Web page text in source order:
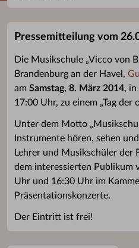
Pressemitteilung vom
Die Musikschule „Vicco von
Brandenburg an der Havel,
am Samstag, 8. März 2014, in
17:00 Uhr, zu einem „Tag der
Unter dem Motto
Instrumente hören, sehen
Lehrer und Musikschüler der
dem interessierten Publikum
Uhr und 16:30 Uhr im
Präsentationskonzerte.
Der Eintritt ist frei!